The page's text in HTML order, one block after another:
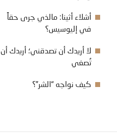
أشلاء أثينا: مالذي جرى حقاً
في إليوسيس؟
لا أريدك أن تصدقني؛ أريدك أن
تُصغي
كيف نواجه “الشر”؟